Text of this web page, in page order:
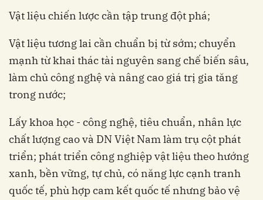
Vật liệu chiến lược cần tập trung đột phá;
Vật liệu tương lai cần chuẩn bị từ sớm; chuyển
mạnh từ khai thác tài nguyên sang chế biến sâu,
làm chủ công nghệ và nâng cao giá trị gia tăng
trong nước;
Lấy khoa học - công nghệ, tiêu chuẩn, nhân lực
chất lượng cao và DN Việt Nam làm trụ cột phát
triển; phát triển công nghiệp vật liệu theo hướng
xanh, bền vững, tự chủ, có năng lực cạnh tranh
quốc tế, phù hợp cam kết quốc tế nhưng bảo vệ